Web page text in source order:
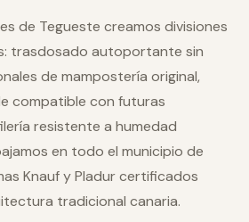
de Tegueste creamos divisiones
trasdosado autoportante sin
de mampostería original,
compatible con futuras
resistente a humedad
en todo el municipio de
Knauf y Pladur certificados
tradicional canaria.